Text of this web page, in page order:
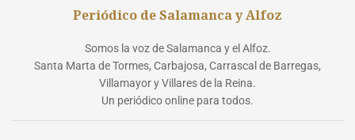
Periódico de Salamanca y Alfoz
Somos la voz de Salamanca y el Alfoz.
Santa Marta de Tormes, Carbajosa, Carrascal de Barregas,
Villamayor y Villares de la Reina.
Un periódico online para todos.